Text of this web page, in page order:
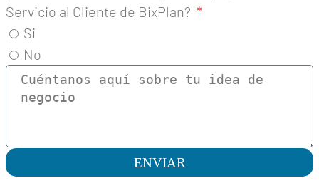
Servicio al Cliente de BixPlan?
Si
No
ENVIAR